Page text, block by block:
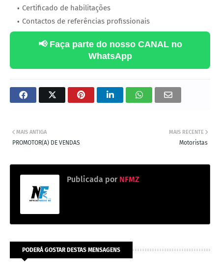
Certificado de habilitações
Contactos de referências profissionais
📢 Faça parte do nosso CANAL no
WhatsApp
MAIS RECENTE
Motoristas
MAIS ANTIGA
‎PROMOTOR(A) DE VENDAS
Publicada por NFMZ
PODERÁ GOSTAR DESTAS MENSAGENS